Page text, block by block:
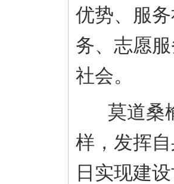
优势、服
务、志愿
社会。
莫道桑榆
样，发挥
日实现建